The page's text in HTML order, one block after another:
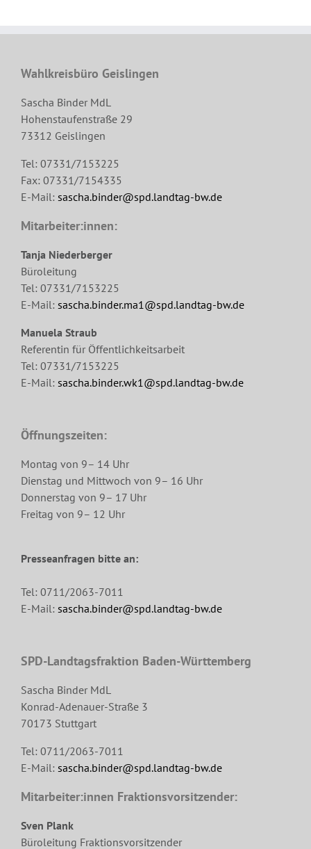
Wahlkreisbüro Geislingen
Sascha Binder MdL
Hohenstaufenstraße 29
73312 Geislingen
Tel: 07331/7153225
Fax: 07331/7154335
E-Mail: sascha.binder@spd.landtag-bw.de
Mitarbeiter:innen:
Tanja Niederberger
Büroleitung
Tel: 07331/7153225
E-Mail: sascha.binder.ma1@spd.landtag-bw.de
Manuela Straub
Referentin für Öffentlichkeitsarbeit
Tel: 07331/7153225
E-Mail: sascha.binder.wk1@spd.landtag-bw.de
Öffnungszeiten:
Montag von 9– 14 Uhr
Dienstag und Mittwoch von 9– 16 Uhr
Donnerstag von 9– 17 Uhr
Freitag von 9– 12 Uhr
Presseanfragen bitte an:
Tel: 0711/2063-7011
E-Mail: sascha.binder@spd.landtag-bw.de
SPD-Landtagsfraktion Baden-Württemberg
Sascha Binder MdL
Konrad-Adenauer-Straße 3
70173 Stuttgart
Tel: 0711/2063-7011
E-Mail: sascha.binder@spd.landtag-bw.de
Mitarbeiter:innen Fraktionsvorsitzender:
Sven Plank
Büroleitung Fraktionsvorsitzender